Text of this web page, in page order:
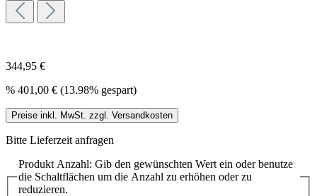
344,95 €
% 401,00 € (13.98% gespart)
Preise inkl. MwSt. zzgl. Versandkosten
Bitte Lieferzeit anfragen
Produkt Anzahl: Gib den gewünschten Wert ein oder benutze
die Schaltflächen um die Anzahl zu erhöhen oder zu
reduzieren.